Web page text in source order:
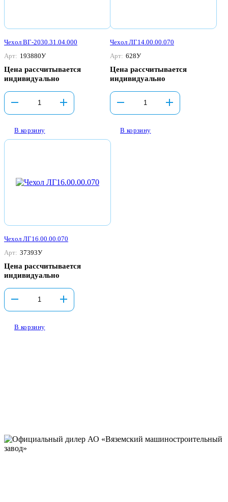
Чехол ВГ-2030.31.04.000
Арт: 193880У
Цена рассчитывается
индивидуально
В корзину
Чехол ЛГ14.00.00.070
Арт: 628У
Цена рассчитывается
индивидуально
В корзину
Чехол ЛГ16.00.00.070
Арт: 37393У
Цена рассчитывается
индивидуально
В корзину